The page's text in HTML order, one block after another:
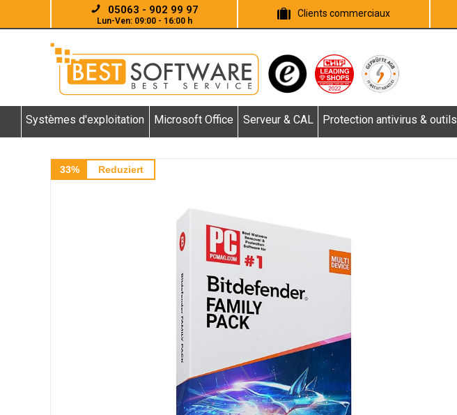
05063 - 902 99 97
Lun-Ven: 09:00 - 16:00 h
Clients commerciaux
Systèmes d'exploitation Microsoft Office Serveur & CAL Protection antivirus & outils
33% Reduziert